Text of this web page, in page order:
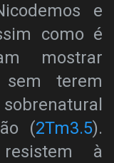
e
como é
mostrar
sem terem
(2Tm3.5).
à